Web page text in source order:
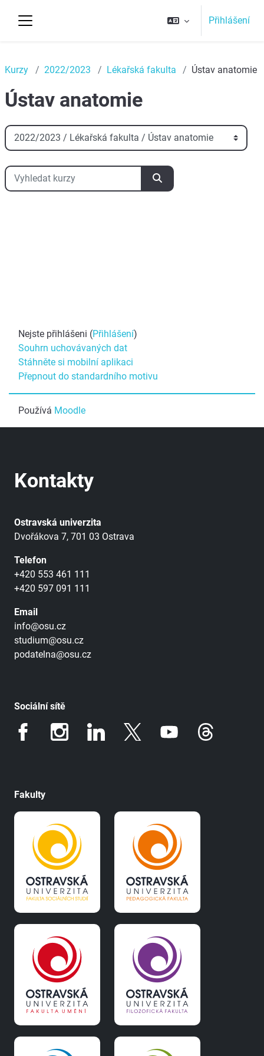
Přihlášení
Kurzy 2022/2023 Lékařská fakulta Ústav anatomie
Ústav anatomie
Kategorie kurzů
Vyhledat kurzy
Vyhledat kurzy
Nejste přihlášeni (Přihlášení)
Souhrn uchovávaných dat
Stáhněte si mobilní aplikaci
Přepnout do standardního motivu
Používá Moodle
Kontakty
Ostravská univerzita
Dvořákova 7, 701 03 Ostrava
Telefon
+420 553 461 111
+420 597 091 111
Email
info@osu.cz
studium@osu.cz
podatelna@osu.cz
Sociální sítě
Fakulty